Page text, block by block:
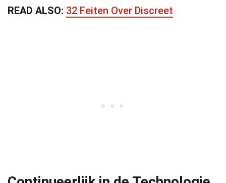
READ ALSO: 32 Feiten Over Discreet